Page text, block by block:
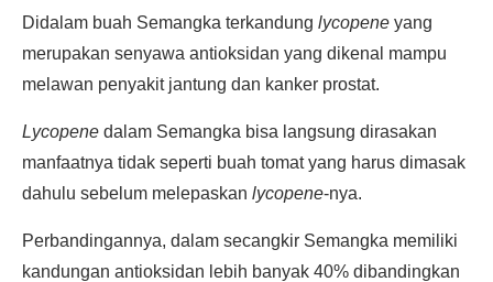
Didalam buah Semangka terkandung lycopene yang
merupakan senyawa antioksidan yang dikenal mampu
melawan penyakit jantung dan kanker prostat.
Lycopene dalam Semangka bisa langsung dirasakan
manfaatnya tidak seperti buah tomat yang harus dimasak
dahulu sebelum melepaskan lycopene-nya.
Perbandingannya, dalam secangkir Semangka memiliki
kandungan antioksidan lebih banyak 40% dibandingkan